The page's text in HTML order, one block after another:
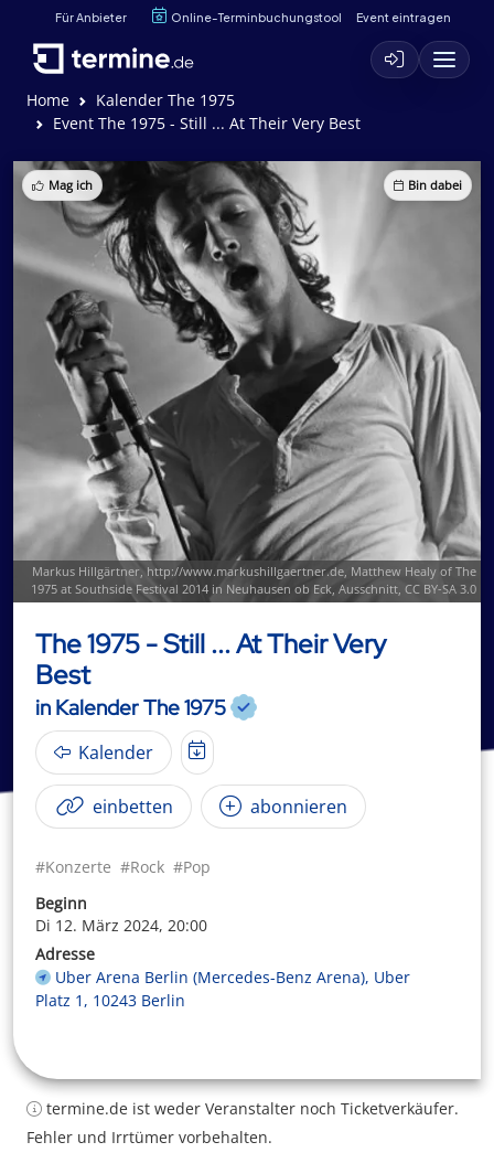
Für Anbieter Online-Terminbuchungstool Event eintragen
Home
Kalender The 1975
Event The 1975 - Still ... At Their Very Best
Mag ich Bin dabei
Markus Hillgärtner, http://www.markushillgaertner.de, Matthew Healy of The
1975 at Southside Festival 2014 in Neuhausen ob Eck, Ausschnitt, CC BY-SA 3.0
The 1975 - Still ... At Their Very
Best
in Kalender The 1975
Kalender
einbetten abonnieren
#Konzerte #Rock #Pop
Beginn
Di 12. März 2024, 20:00
Adresse
Uber Arena Berlin (Mercedes-Benz Arena), Uber
Platz 1, 10243 Berlin
termine.de ist weder Veranstalter noch Ticketverkäufer.
Fehler und Irrtümer vorbehalten.